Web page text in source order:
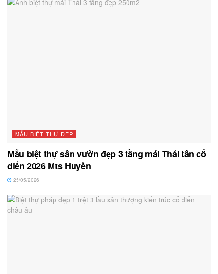
MẪU BIỆT THỰ ĐẸP
Mẫu biệt thự sân vườn đẹp 3 tầng mái Thái tân cổ
điển 2026 Mts Huyền
25/05/2026